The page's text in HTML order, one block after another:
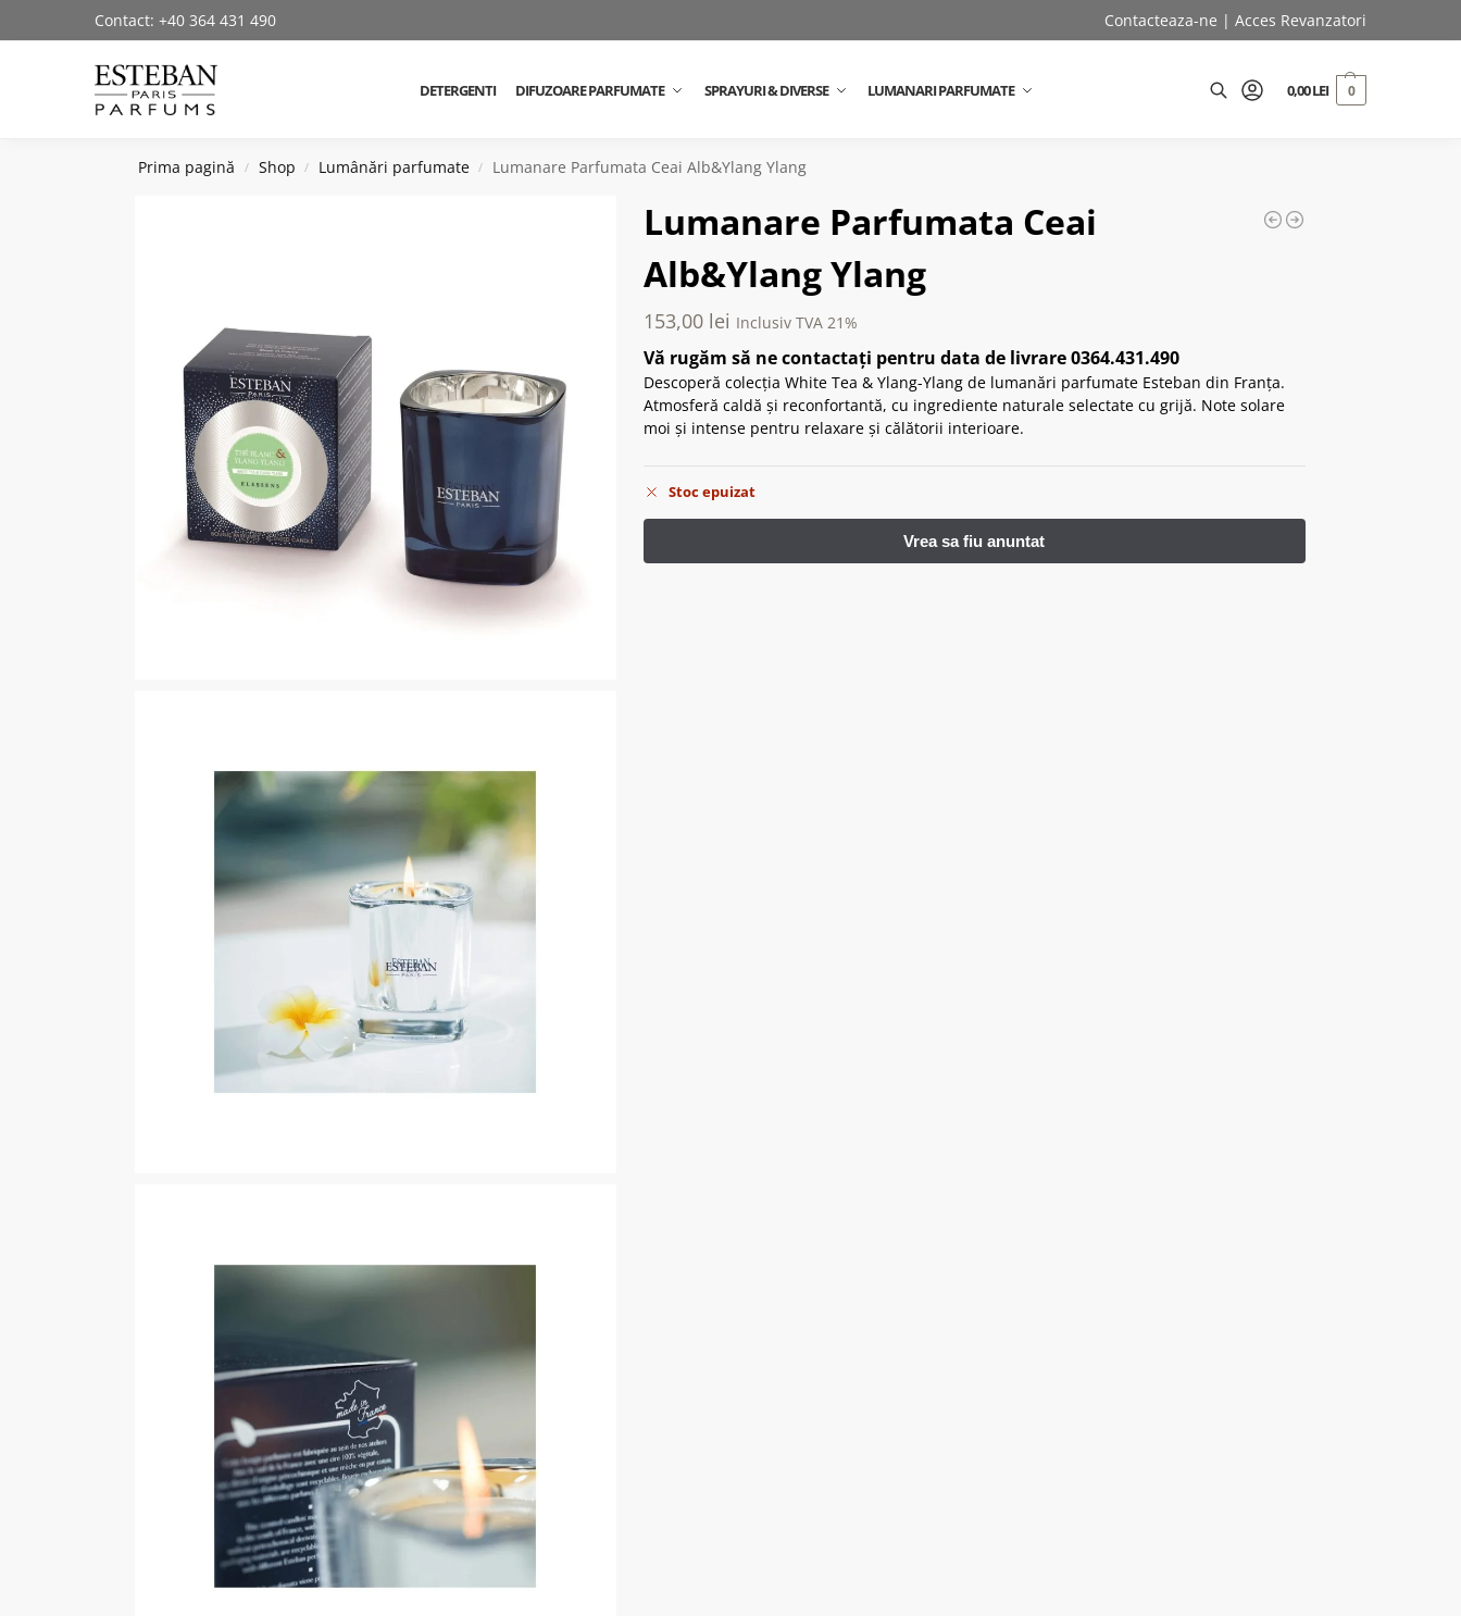
Contact: +40 364 431 490 Contacteaza-ne | Acces Revanzatori
DETERGENTI DIFUZOARE PARFUMATE SPRAYURI & DIVERSE LUMANARI PARFUMATE
Cautare produse
0,00LEI 0
Prima pagină / Shop / Lumânări parfumate / Lumanare Parfumata Ceai Alb&Ylang Ylang
Lumanare Parfumata Ceai
Alb&Ylang Ylang
153,00 lei Inclusiv TVA 21%
Vă rugăm să ne contactați pentru data de livrare 0364.431.490
Descoperă colecția White Tea & Ylang-Ylang de lumanări parfumate Esteban din Franța.
Atmosferă caldă și reconfortantă, cu ingrediente naturale selectate cu grijă. Note solare
moi și intense pentru relaxare și călătorii interioare.
Stoc epuizat